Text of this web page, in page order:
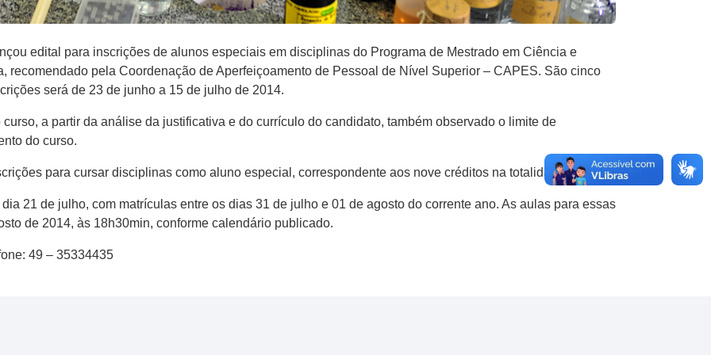
edital para inscrições de alunos especiais em disciplinas do Programa de Mestrado em Ciência e
recomendado pela Coordenação de Aperfeiçoamento de Pessoal de Nível Superior – CAPES. São cinco
será de 23 de junho a 15 de julho de 2014.
a partir da análise da justificativa e do currículo do candidato, também observado o limite de
do curso.
para cursar disciplinas como aluno especial, correspondente aos nove créditos na totalidade.
21 de julho, com matrículas entre os dias 31 de julho e 01 de agosto do corrente ano. As aulas para essas
de 2014, às 18h30min, conforme calendário publicado.
49 – 35334435